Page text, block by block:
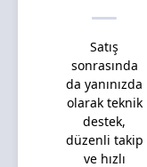
Satış
sonrasında
da yanınızda
olarak teknik
destek,
düzenli takip
ve hızlı